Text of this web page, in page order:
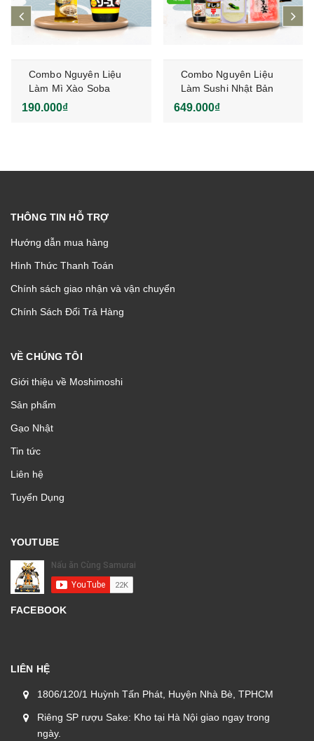
Combo Nguyên Liệu
Làm Mì Xào Soba
190.000₫
Combo Nguyên Liệu
Làm Sushi Nhật Bản
Tại Nhà
649.000₫
prev
THÔNG TIN HỖ TRỢ
Hướng dẫn mua hàng
Hình Thức Thanh Toán
Chính sách giao nhận và vận chuyển
Chính Sách Đổi Trả Hàng
VỀ CHÚNG TÔI
Giới thiệu về Moshimoshi
Sản phẩm
Gạo Nhật
Tin tức
Liên hệ
Tuyển Dụng
YOUTUBE
FACEBOOK
LIÊN HỆ
1806/120/1 Huỳnh Tấn Phát, Huyện Nhà Bè, TPHCM
Riêng SP rượu Sake: Kho tại Hà Nội giao ngay trong
ngày.